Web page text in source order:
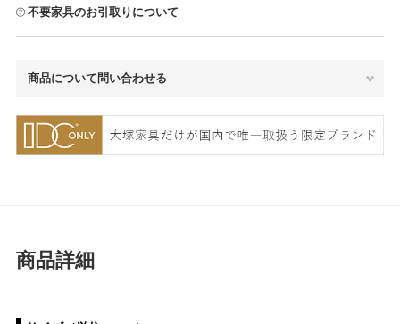
不要家具のお引取りについて
商品について問い合わせる
商品詳細